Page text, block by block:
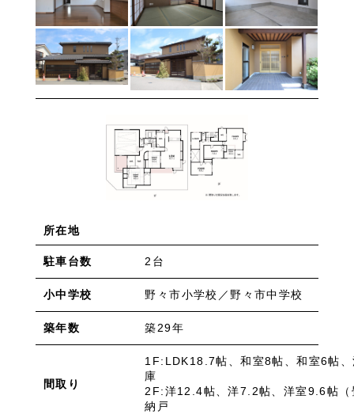
所在地
駐車台数 2台
小中学校 野々市小学校／野々市中学校
築年数 築29年
間取り
1F:LDK18.7帖、和室8帖、和室6帖
2F:洋12.4帖、洋7.2帖、洋室9.6帖（
納戸